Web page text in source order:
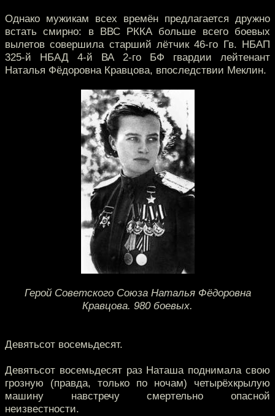
Однако мужикам всех времён предлагается дружно
встать смирно: в ВВС РККА больше всего боевых
вылетов совершила старший лётчик 46-го Гв. НБАП
325-й НБАД 4-й ВА 2-го БФ гвардии лейтенант
Наталья Фёдоровна Кравцова, впоследствии Меклин.
Герой Советского Союза Наталья Фёдоровна
Кравцова. 980 боевых.
Девятьсот восемьдесят.
Девятьсот восемьдесят раз Наташа поднимала свою
грозную (правда, только по ночам) четырёхкрылую
машину навстречу смертельно опасной
неизвестности.